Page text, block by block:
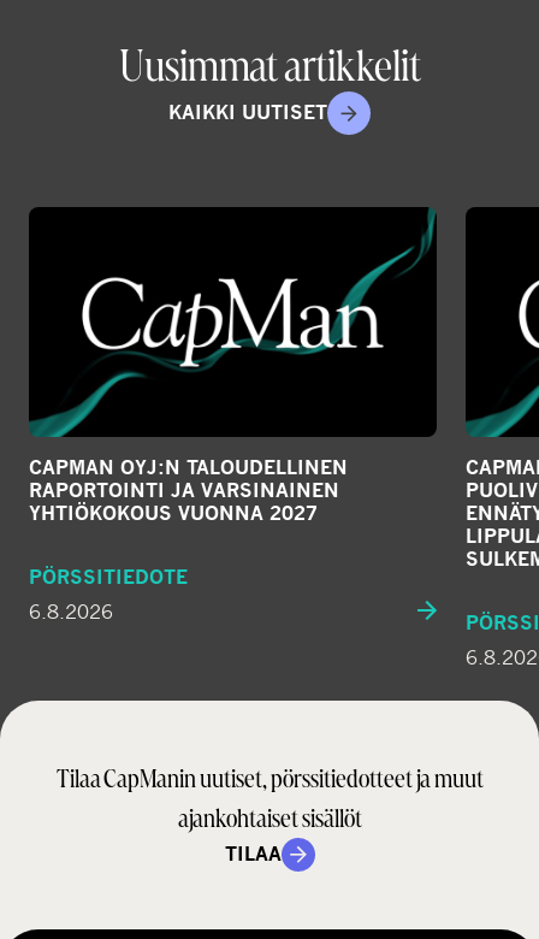
Uusimmat artikkelit
KAIKKI UUTISET
CAPMAN OYJ:N TALOUDELLINEN
RAPORTOINTI JA VARSINAINEN
YHTIÖKOKOUS VUONNA 2027
PÖRSSITIEDOTE
6.8.2026
Tilaa CapManin uutiset, pörssitiedotteet ja muut
ajankohtaiset sisällöt
TILAA